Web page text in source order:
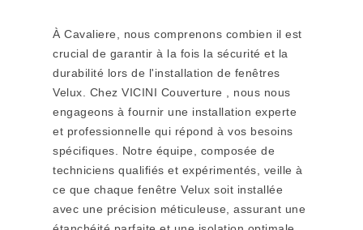
À Cavaliere, nous comprenons combien il est
crucial de garantir à la fois la sécurité et la
durabilité lors de l'installation de fenêtres
Velux. Chez VICINI Couverture , nous nous
engageons à fournir une installation experte
et professionnelle qui répond à vos besoins
spécifiques. Notre équipe, composée de
techniciens qualifiés et expérimentés, veille à
ce que chaque fenêtre Velux soit installée
avec une précision méticuleuse, assurant une